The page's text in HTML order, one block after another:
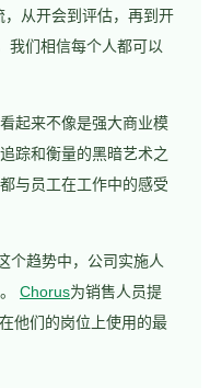
，从开会到评估，再到开
我们相信每个人都可以
起来不像是强大商业模
踪和衡量的黑暗艺术之
与员工在工作中的感受
个趋势中，公司实施人
Chorus为销售人员提
他们的岗位上使用的最